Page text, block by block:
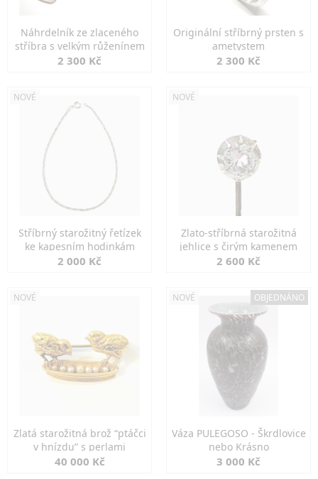
Náhrdelník ze zlaceného
stříbra s velkým růženínem
2 300 Kč
Originální stříbrný prsten s
ametystem
2 300 Kč
NOVÉ
Stříbrný starožitný řetízek
ke kapesním hodinkám
2 000 Kč
NOVÉ
Zlato-stříbrná starožitná
jehlice s čirým kamenem
2 600 Kč
NOVÉ
Zlatá starožitná brož “ptáčci
v hnízdu” s perlami
40 000 Kč
NOVÉ OBJEDNÁNO
Váza PULEGOSO - Škrdlovice
nebo Krásno
3 000 Kč